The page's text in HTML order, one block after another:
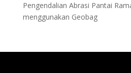
Pengendalian Abrasi Pantai
menggunakan Geobag